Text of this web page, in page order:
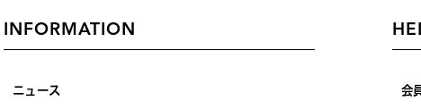
INFORMATION
ニュース 会